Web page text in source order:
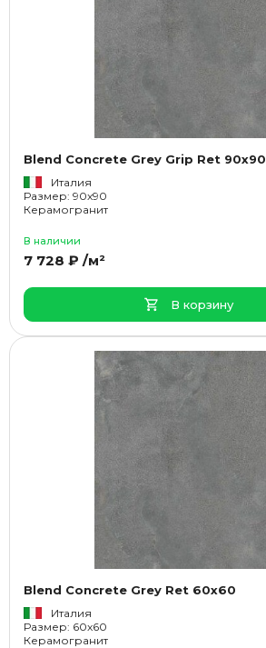
Blend Concrete Grey Grip Ret 90x90
Италия
Размер: 90x90
Керамогранит
В наличии
7 728 ₽ /м²
В корзину
Blend Concrete Grey Ret 60x60
Италия
Размер: 60x60
Керамогранит